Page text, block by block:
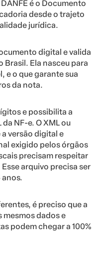
é o Documento
desde o trajeto
jurídica.
digital e valida
Brasil. Ela nasceu para
e o que garante sua
da nota.
e possibilita a
NF-e. O XML ou
versão digital e
exigido pelos órgãos
precisam respeitar
arquivo precisa ser
é preciso que a
mesmos dados e
podem chegar a 100%